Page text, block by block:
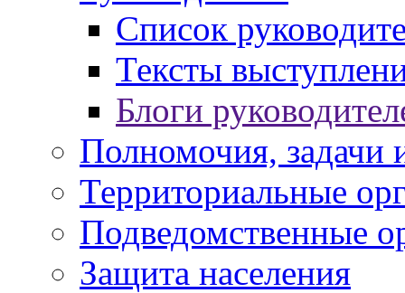
Список
Тексты
Блоги
Полномочия, задачи
Территориальные
Подведомственные
Защита населения